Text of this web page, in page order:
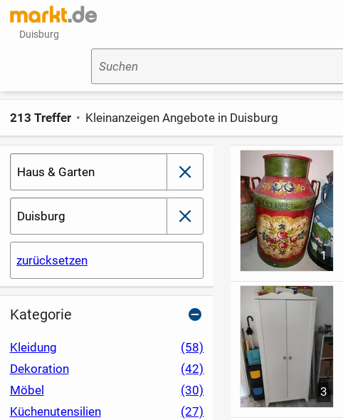
Duisburg
Suchen
Haus & Garten schließen
Duisburg schließen
zurücksetzen
213 Treffer Kleinanzeigen Angebote in Duisburg
1
3
Kategorie
Kleidung
(58)
Dekoration
(42)
Möbel
(30)
Küchenutensilien
(27)